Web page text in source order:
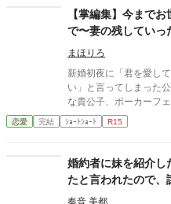
【掌編集】今まで
で〜妻の残していっ
ン公爵は涙と鼻水を
まほりろ
新婚初夜に「君を愛し
い」と言ってしまった
な貴公子、ポーカーフ
はやされてきた。 し
の人で、命の恩人で、
婚受理証明書」が握ら
断転載を禁止します。 ※
yright（C）2023-まほりろ／若松咲
た掌編八作品をこちらに転載しました
恋愛 完結 ｼｮｰﾄｼｮｰﾄ R15
婚約者に妹を紹介し
たと言われたので、
奏音 美都